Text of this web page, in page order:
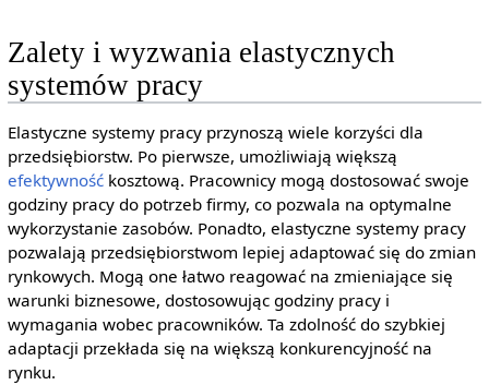
Zalety i wyzwania elastycznych
systemów pracy
Elastyczne systemy pracy przynoszą wiele korzyści dla
przedsiębiorstw. Po pierwsze, umożliwiają większą
efektywnośćkosztową. Pracownicy mogą dostosować swoje
godziny pracy do potrzeb firmy, co pozwala na optymalne
wykorzystanie zasobów. Ponadto, elastyczne systemy pracy
pozwalają przedsiębiorstwom lepiej adaptować się do zmian
rynkowych. Mogą one łatwo reagować na zmieniające się
warunki biznesowe, dostosowując godziny pracy i
wymagania wobec pracowników. Ta zdolność do szybkiej
adaptacji przekłada się na większą konkurencyjność na
rynku.